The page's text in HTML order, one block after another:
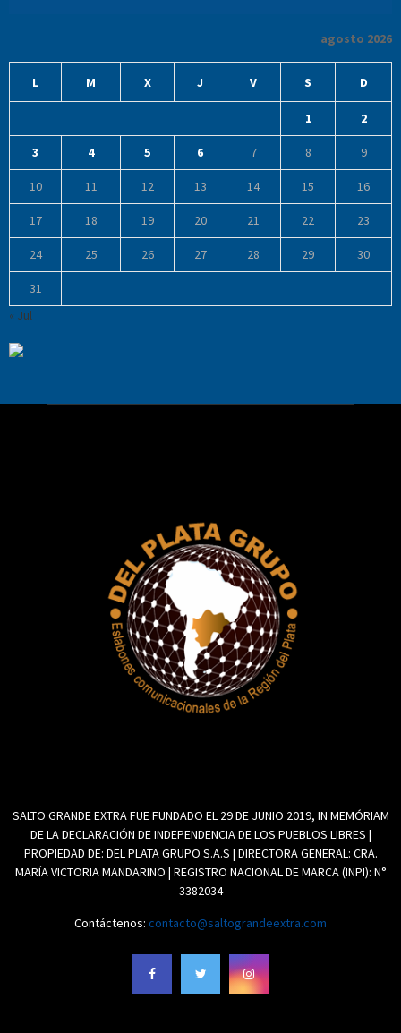
agosto 2026
L M X J V S D
1 2
3 4 5 6 7 8 9
10 11 12 13 14 15 16
17 18 19 20 21 22 23
24 25 26 27 28 29 30
31
« Jul
SALTO GRANDE EXTRA FUE FUNDADO EL 29 DE JUNIO 2019, IN MEMÓRIAM
DE LA DECLARACIÓN DE INDEPENDENCIA DE LOS PUEBLOS LIBRES |
PROPIEDAD DE: DEL PLATA GRUPO S.A.S | DIRECTORA GENERAL: CRA.
MARÍA VICTORIA MANDARINO | REGISTRO NACIONAL DE MARCA (INPI): N°
3382034
Contáctenos: contacto@saltograndeextra.com